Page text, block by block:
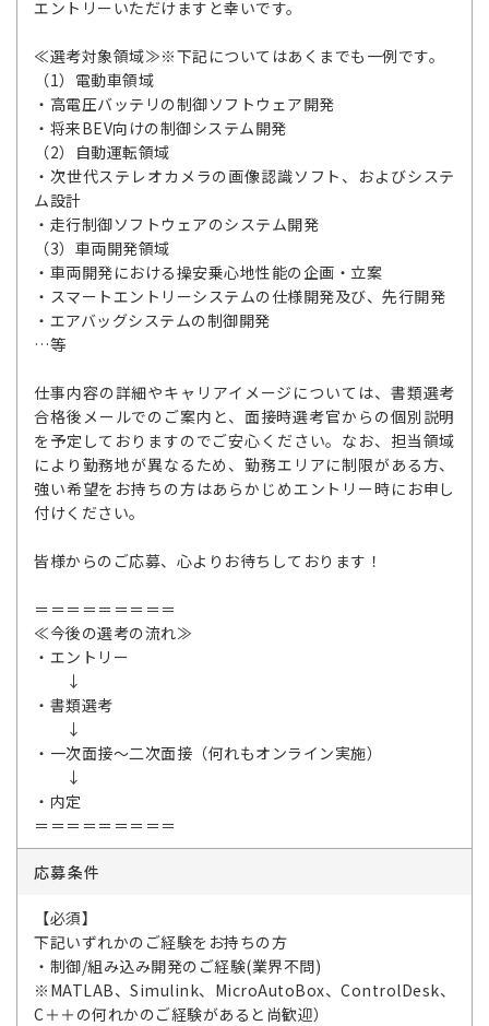
エントリーいただけますと幸いです。
≪選考対象領域≫※下記についてはあくまでも一例です。
（1）電動車領域
・高電圧バッテリの制御ソフトウェア開発
・将来BEV向けの制御システム開発
（2）自動運転領域
・次世代ステレオカメラの画像認識ソフト、およびシステ
ム設計
・走行制御ソフトウェアのシステム開発
（3）車両開発領域
・車両開発における操安乗心地性能の企画・立案
・スマートエントリーシステムの仕様開発及び、先行開発
・エアバッグシステムの制御開発
…等
仕事内容の詳細やキャリアイメージについては、書類選考
合格後メールでのご案内と、面接時選考官からの個別説明
を予定しておりますのでご安心ください。なお、担当領域
により勤務地が異なるため、勤務エリアに制限がある方、
強い希望をお持ちの方はあらかじめエントリー時にお申し
付けください。
皆様からのご応募、心よりお待ちしております！
＝＝＝＝＝＝＝＝＝
≪今後の選考の流れ≫
・エントリー
↓
・書類選考
↓
・一次面接～二次面接（何れもオンライン実施）
↓
・内定
＝＝＝＝＝＝＝＝＝
応募条件
【必須】
下記いずれかのご経験をお持ちの方
・制御/組み込み開発のご経験(業界不問)
※MATLAB、Simulink、MicroAutoBox、ControlDesk、
C＋＋の何れかのご経験があると尚歓迎）